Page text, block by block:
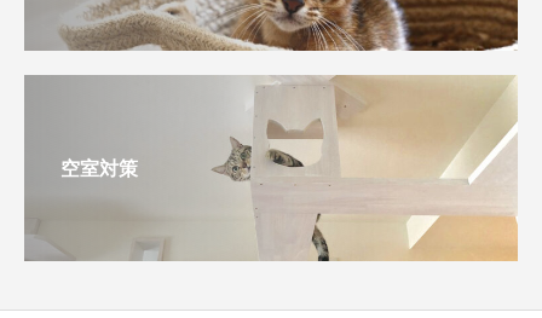
空室対策